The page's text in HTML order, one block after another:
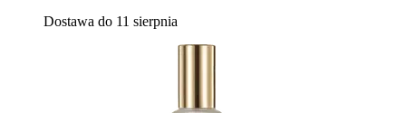
Dostawa do 11 sierpnia